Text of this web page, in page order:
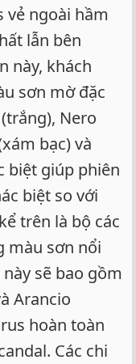
vẻ ngoài hầm
lẫn bên
này, khách
sơn mờ đặc
Nero
bạc) và
biệt giúp phiên
biệt so với
trên là bộ các
màu sơn nổi
sẽ bao gồm
Arancio
hoàn toàn
Các chi